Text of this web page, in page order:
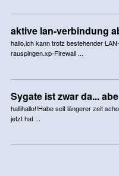
aktive lan-verbindung
hallo,ich kann trotz bestehender
rauspingen.xp-Firewall ...
Sygate ist zwar da...
hallihallo!!Habe seit längerer zeit
jetzt hat ...